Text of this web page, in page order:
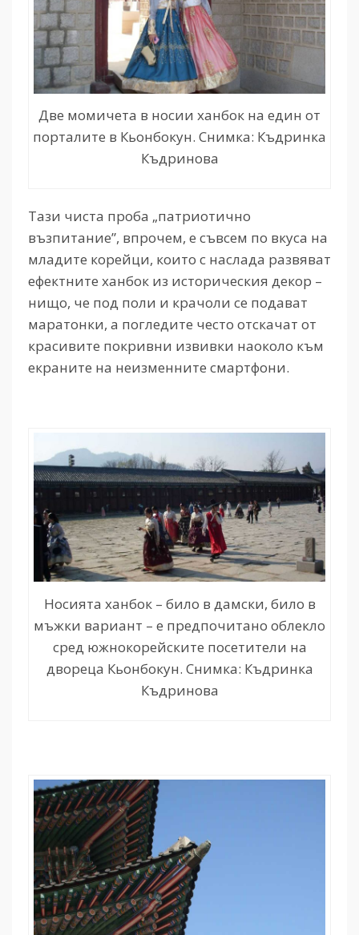
Две момичета в носии ханбок на един от
порталите в Кьонбокун. Снимка: Къдринка
Къдринова
Тази чиста проба „патриотично
възпитание”, впрочем, е съвсем по вкуса на
младите корейци, които с наслада развяват
ефектните ханбок из историческия декор –
нищо, че под поли и крачоли се подават
маратонки, а погледите често отскачат от
красивите покривни извивки наоколо към
екраните на неизменните смартфони.
Носията ханбок – било в дамски, било в
мъжки вариант – е предпочитано облекло
сред южнокорейските посетители на
двореца Кьонбокун. Снимка: Къдринка
Къдринова